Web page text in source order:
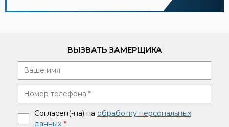
ВЫЗВАТЬ ЗАМЕРЩИКА
Согласен(-на) на обработку персональных
данных *